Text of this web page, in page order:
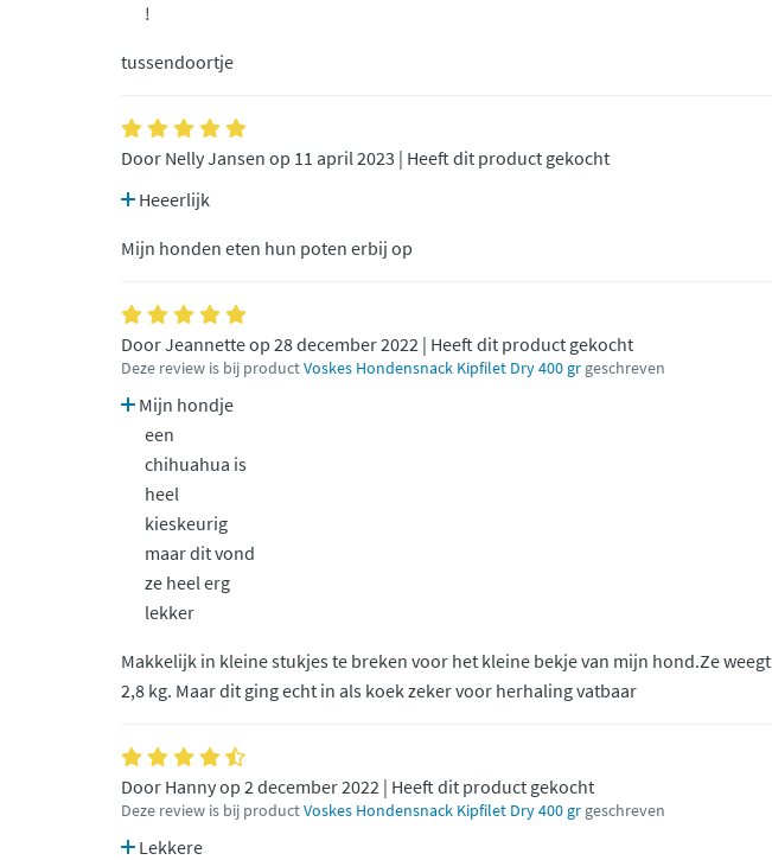
!
tussendoortje
Door Nelly Jansen op 11 april 2023 | Heeft dit product gekocht
Heeerlijk
Mijn honden eten hun poten erbij op
Door Jeannette op 28 december 2022 | Heeft dit product gekocht
Deze review is bij productVoskes Hondensnack Kipfilet Dry 400 gr geschreven
Mijn hondje
een
chihuahua is
heel
kieskeurig
maar dit vond
ze heel erg
lekker
Makkelijk in kleine stukjes te breken voor het kleine bekje van mijn hond.Ze weegt
2,8 kg. Maar dit ging echt in als koek zeker voor herhaling vatbaar
Door Hanny op 2 december 2022 | Heeft dit product gekocht
Deze review is bij productVoskes Hondensnack Kipfilet Dry 400 gr geschreven
Lekkere